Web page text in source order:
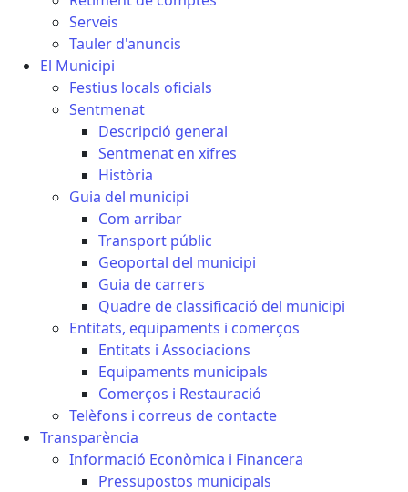
Serveis
Tauler d'anuncis
El Municipi
Festius locals oficials
Sentmenat
Descripció general
Sentmenat en xifres
Història
Guia del municipi
Com arribar
Transport públic
Geoportal del municipi
Guia de carrers
Quadre de classificació del municipi
Entitats, equipaments i comerços
Entitats i Associacions
Equipaments municipals
Comerços i Restauració
Telèfons i correus de contacte
Transparència
Informació Econòmica i Financera
Pressupostos municipals